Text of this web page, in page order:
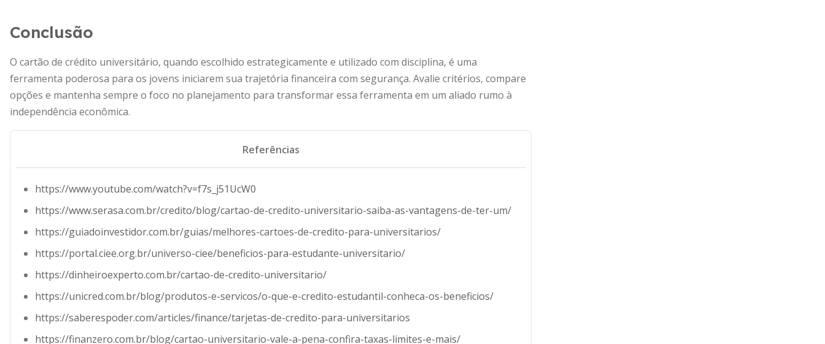
Conclusão
O cartão de crédito universitário, quando escolhido estrategicamente e utilizado com disciplina, é uma
ferramenta poderosa para os jovens iniciarem sua trajetória financeira com segurança. Avalie critérios, compare
opções e mantenha sempre o foco no planejamento para transformar essa ferramenta em um aliado rumo à
independência econômica.
Referências
https://www.youtube.com/watch?v=f7s_j51UcW0
https://www.serasa.com.br/credito/blog/cartao-de-credito-universitario-saiba-as-vantagens-de-ter-um/
https://guiadoinvestidor.com.br/guias/melhores-cartoes-de-credito-para-universitarios/
https://portal.ciee.org.br/universo-ciee/beneficios-para-estudante-universitario/
https://dinheiroexperto.com.br/cartao-de-credito-universitario/
https://unicred.com.br/blog/produtos-e-servicos/o-que-e-credito-estudantil-conheca-os-beneficios/
https://saberespoder.com/articles/finance/tarjetas-de-credito-para-universitarios
https://finanzero.com.br/blog/cartao-universitario-vale-a-pena-confira-taxas-limites-e-mais/